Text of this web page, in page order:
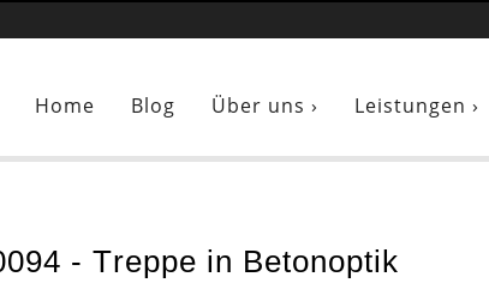
Home Blog Über uns › Leistungen ›
- Treppe in Betonoptik